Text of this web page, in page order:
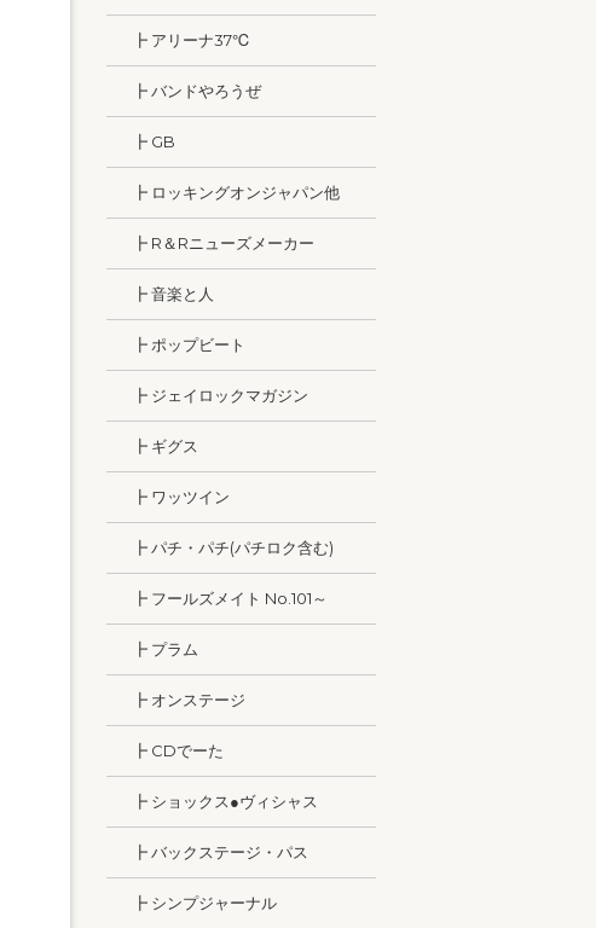
┣ アリーナ37℃
┣ バンドやろうぜ
┣ GB
┣ ロッキングオンジャパン他
┣ R＆Rニューズメーカー
┣ 音楽と人
┣ ポップビート
┣ ジェイロックマガジン
┣ ギグス
┣ ワッツイン
┣ パチ・パチ(パチロク含む)
┣ フールズメイト No.101～
┣ プラム
┣ オンステージ
┣ CDでーた
┣ ショックス●ヴィシャス
┣ バックステージ・パス
┣ シンプジャーナル